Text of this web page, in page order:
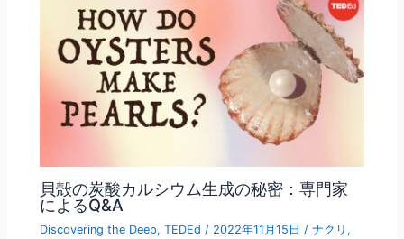
貝殻の炭酸カルシウム生成の秘密：専門家
によるQ&A
Discovering the Deep,TEDEd / 2022年11月15日/ナクリ ,